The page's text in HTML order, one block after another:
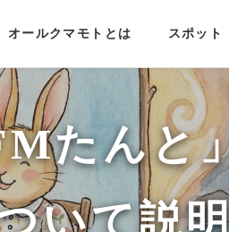
オールクマモトとは スポット
たんと
いて説